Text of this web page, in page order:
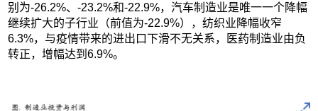
别为-26.2%、-23.2%和-22.9%，汽车制造业是唯一一个降幅
继续扩大的子行业（前值为-22.9%），纺织业降幅收窄
6.3%，与疫情带来的进出口下滑不无关系，医药制造业由负
转正，增幅达到6.9%。